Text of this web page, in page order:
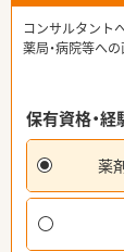
コンサルタント
薬局・病院等へ
保有資格・経
薬